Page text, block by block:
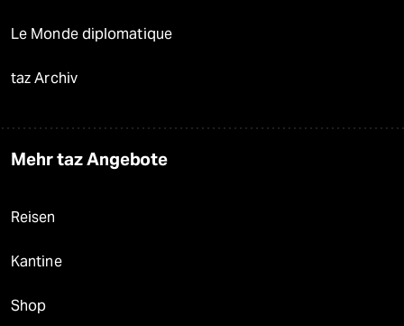
Le Monde diplomatique
taz Archiv
Mehr taz Angebote
Reisen
Kantine
Shop